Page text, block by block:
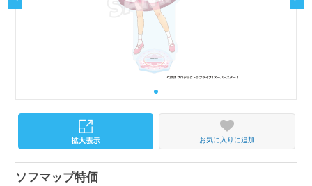
お気に入りに追加
ソフマップ特価